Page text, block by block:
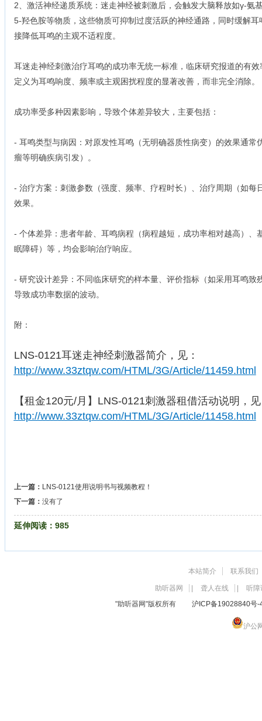
2、激活神经递质系统：迷走神经被刺激后，会触发大脑释放如γ-氨
5-羟色胺等物质，这些物质可抑制过度活跃的神经通路，同时缓解
接降低耳鸣的主观不适程度。
耳迷走神经刺激治疗耳鸣的成功率无统一标准，临床研究报道的有
定义为耳鸣响度、频率或主观困扰程度的显著改善，而非完全消除。
成功率受多种因素影响，导致个体差异较大，主要包括：
- 耳鸣类型与病因：对原发性耳鸣（无明确器质性病变）的效果通常
瘤等明确疾病引发）。
- 治疗方案：刺激参数（强度、频率、疗程时长）、治疗周期（如每
效果。
- 个体差异：患者年龄、耳鸣病程（病程越短，成功率相对越高）、
眠障碍）等，均会影响治疗响应。
- 研究设计差异：不同临床研究的样本量、评价指标（如采用耳鸣致
导致成功率数据的波动。
附：
LNS-0121耳迷走神经刺激器简介，见：
http://www.33ztqw.com/HTML/3G/Article/11459.html
【租金120元/月】LNS-0121刺激器租借活动说明，
http://www.33ztqw.com/HTML/3G/Article/11458.html
上一篇： LNS-0121使用说明书与视频教程！
下一篇： 没有了
延伸阅读： 985
本站简介 联系我们
助听器网 聋人在线
听障
"助听器网"版权所有 沪ICP备19028840号-
沪公